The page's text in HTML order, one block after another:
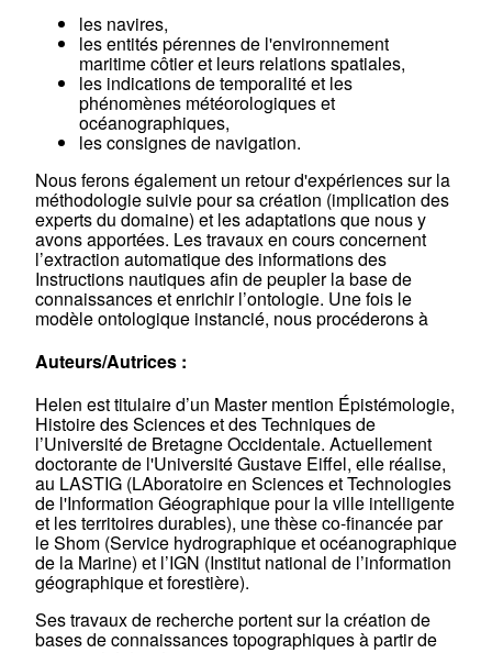
les navires,
les entités pérennes de l'environnement
maritime côtier et leurs relations spatiales,
les indications de temporalité et les
phénomènes météorologiques et
océanographiques,
les consignes de navigation.
Nous ferons également un retour d'expériences sur la
méthodologie suivie pour sa création (implication des
experts du domaine) et les adaptations que nous y
avons apportées. Les travaux en cours concernent
l’extraction automatique des informations des
Instructions nautiques afin de peupler la base de
connaissances et enrichir l’ontologie. Une fois le
modèle ontologique instancié, nous procéderons à
Auteurs/Autrices :
Helen est titulaire d’un Master mention Épistémologie,
Histoire des Sciences et des Techniques de
l’Université de Bretagne Occidentale. Actuellement
doctorante de l'Université Gustave Eiffel, elle réalise,
au LASTIG (LAboratoire en Sciences et Technologies
de l'Information Géographique pour la ville intelligente
et les territoires durables), une thèse co-financée par
le Shom (Service hydrographique et océanographique
de la Marine) et l’IGN (Institut national de l’information
géographique et forestière).
Ses travaux de recherche portent sur la création de
bases de connaissances topographiques à partir de